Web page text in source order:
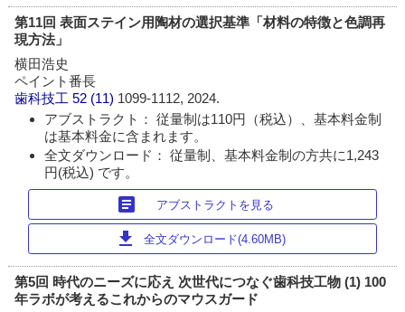
第11回 表面ステイン用陶材の選択基準「材料の特徴と色調再
現方法」
横田浩史
ペイント番長
歯科技工 52 (11) 1099-1112, 2024.
アブストラクト： 従量制は110円（税込）、基本料金制
は基本料金に含まれます。
全文ダウンロード： 従量制、基本料金制の方共に1,243
円(税込) です。
article アブストラクトを見る
download 全文ダウンロード(4.60MB)
第5回 時代のニーズに応え 次世代につなぐ歯科技工物 (1) 100
年ラボが考えるこれからのマウスガード